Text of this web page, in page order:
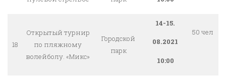
18
Открытый турнир
по пляжному
волейболу. «Микс»
Городской
парк
14-15.
08.2021
10:00
50 чел